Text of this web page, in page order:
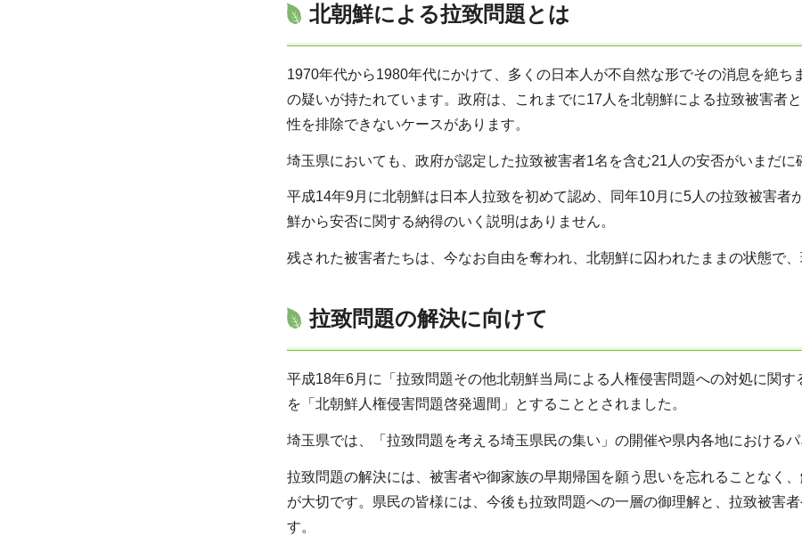
北朝鮮による拉致問題とは
1970年代から1980年代にかけて、多くの日本人が不自然な形でその消息を絶
の疑いが持たれています。政府は、これまでに17人を北朝鮮による拉致被害者
性を排除できないケースがあります。
埼玉県においても、政府が認定した拉致被害者1名を含む21人の安否がいまだに
平成14年9月に北朝鮮は日本人拉致を初めて認め、同年10月に5人の拉致被害者
鮮から安否に関する納得のいく説明はありません。
残された被害者たちは、今なお自由を奪われ、北朝鮮に囚われたままの状態で、
拉致問題の解決に向けて
平成18年6月に「拉致問題その他北朝鮮当局による人権侵害問題への対処に関
を「北朝鮮人権侵害問題啓発週間」とすることとされました。
埼玉県では、「拉致問題を考える埼玉県民の集い」の開催や県内各地における
拉致問題の解決には、被害者や御家族の早期帰国を願う思いを忘れることなく
が大切です。県民の皆様には、今後も拉致問題への一層の御理解と、拉致被害
す。